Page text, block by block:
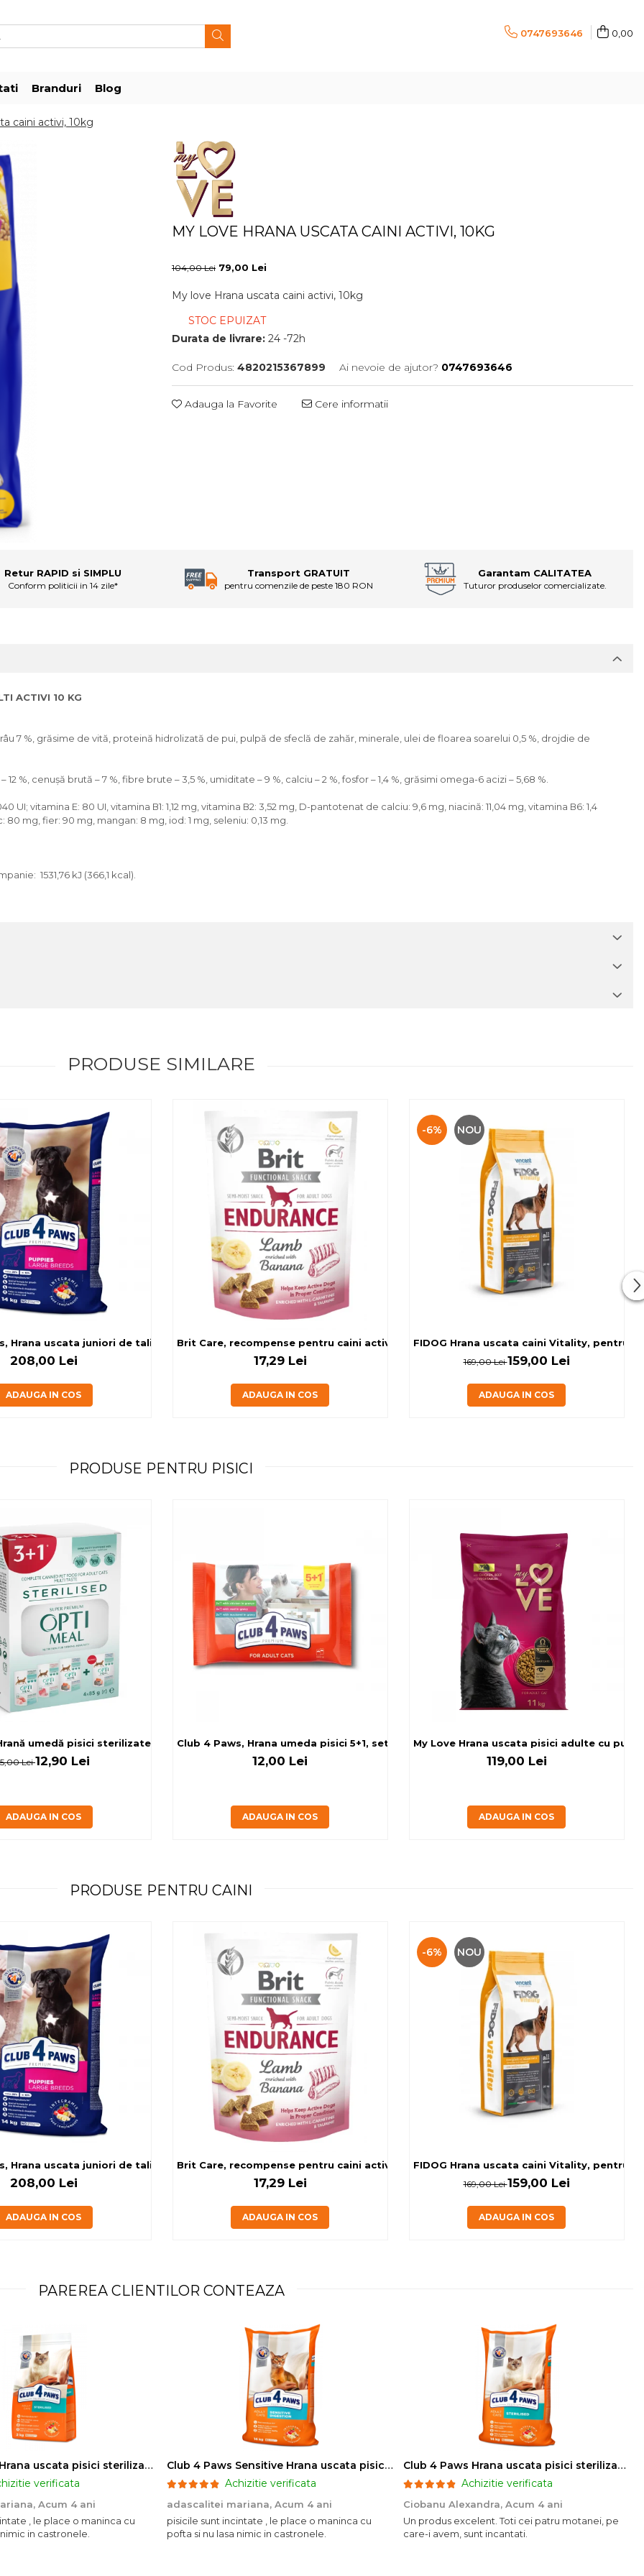
0747693646 0,00
Branduri Blog
caini activi, 10kg
MY LOVE HRANA USCATA CAINI ACTIVI, 10KG
104,00 Lei 79,00 Lei
My love Hrana uscata caini activi, 10kg
STOC EPUIZAT
Durata de livrare: 24 -72h
Cod Produs: 4820215367899 Ai nevoie de ajutor? 0747693646
Adauga la Favorite Cere informatii
Retur RAPID si SIMPLU
Conform politicii in 14 zile*
Transport GRATUIT
pentru comenzile de peste 180 RON
Garantam CALITATEA
Tuturor produselor comercializate.
ACTIVI 10 KG
7 %, grăsime de vită, proteină hidrolizată de pui, pulpă de sfeclă de zahăr, minerale, ulei de floarea soarelui 0,5 %, drojdie de
%, cenușă brută – 7 %, fibre brute – 3,5 %, umiditate – 9 %, calciu – 2 %, fosfor – 1,4 %, grăsimi omega-6 acizi – 5,68 %.
UI; vitamina Е: 80 UI, vitamina В1: 1,12 mg, vitamina В2: 3,52 mg, D-pantotenat de calciu: 9,6 mg, niacină: 11,04 mg, vitamina В6: 1,4
80 mg, fier: 90 mg, mangan: 8 mg, iod: 1 mg, seleniu: 0,13 mg.
1531,76 kJ (366,1 kcal).
PRODUSE SIMILARE
Hrana uscata juniori de talie mare, cu pui, 14kg
208,00 Lei
ADAUGA IN COS
Brit Care, recompense pentru caini activi, cu banane si miel, 0.15kg
17,29 Lei
ADAUGA IN COS
-6% NOU
FIDOG Hrana uscata caini Vitality, pentru
169,00 Lei159,00 Lei
ADAUGA IN COS
PRODUSE PENTRU PISICI
- curcan si pui in sos, set 3+1, 4*0,085kg
umedă pisici sterilizate, diferite arome, (3+1), 0.34kg
Lei12,90 Lei
ADAUGA IN COS
Club 4 Paws, Hrana umeda pisici 5+1, set 6x80 g
12,00 Lei
ADAUGA IN COS
My Love Hrana uscata pisici adulte cu pui,
119,00 Lei
ADAUGA IN COS
PRODUSE PENTRU CAINI
Hrana uscata juniori de talie mare, cu pui, 14kg
208,00 Lei
ADAUGA IN COS
Brit Care, recompense pentru caini activi, cu banane si miel, 0.15kg
17,29 Lei
ADAUGA IN COS
-6% NOU
FIDOG Hrana uscata caini Vitality, pentru
169,00 Lei159,00 Lei
ADAUGA IN COS
PAREREA CLIENTILOR CONTEAZA
Club 4 Paws Hrana uscata pisici sterilizate, 2kg
verificata
Acum 4 ani
, le place o maninca cu
in castronele.
Club 4 Paws Sensitive Hrana uscata pisici adulte, 14kg
Achizitie verificata
adascalitei mariana, Acum 4 ani
pisicile sunt incintate , le place o maninca cu
pofta si nu lasa nimic in castronele.
Club 4 Paws Hrana uscata pisici sterilizate, 14kg
Achizitie verificata
Ciobanu Alexandra, Acum 4 ani
Un produs excelent. Toti cei patru motanei, pe
care-i avem, sunt incantati.